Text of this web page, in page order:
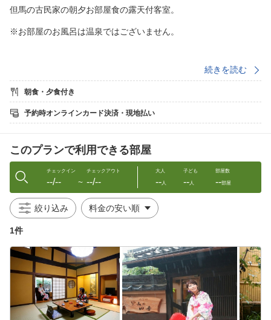
但馬の古民家の朝夕お部屋食の露天付客室。
※お部屋のお風呂は温泉ではございません。
■月〜木、日曜日開催■
姉妹館「花まんだら」のテラスで7月6日〜9月30日
スーパーボールすくい縁日
■夢花火予定■
★7月30日〜8月21日（水曜日、土、日、祝日、8月10日〜14日除
く）
本館玄関先からもご覧いただけます。
・姉妹館「花まんだら」で駄菓子詰め無料
.。.○*:.。.特典.。.。o○*:.。.
①生中ビール１杯目220円
②夜最大７つの貸切温泉無料⇒本館内湯2湯＋露天風呂3湯＋新館
「陽邸 さなえ田」の貸切露天２湯。1湯50分程度で。
③駄菓子詰め無料♪
続きを読む
朝食・夕食付き
予約時オンラインカード決済・現地払い
このプランで利用できる部屋
チェックイン
--/-- 〜
チェックアウト
--/--
大人
--人
子ども
--人
部屋数
--部屋
絞り込み
1件